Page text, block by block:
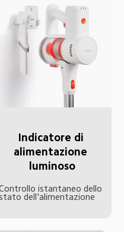
istantaneo dello
dell'alimentazione
Indicatore di
alimentazione
luminoso